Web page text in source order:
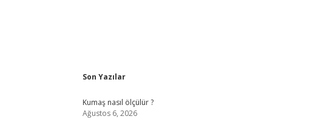
Sidebar
Son Yazılar
Kumaş nasıl ölçülür ?
Ağustos 6, 2026